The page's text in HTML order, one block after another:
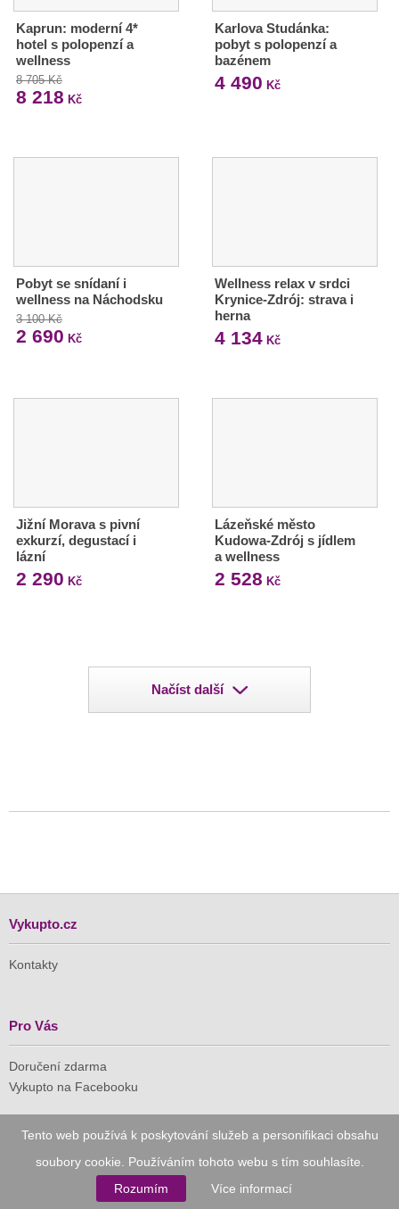
Tento web používá k poskytování služeb a personifikaci obsahu
soubory cookie. Používáním tohoto webu s tím souhlasíte.
Rozumím
Více informací
Kaprun: moderní 4*
hotel s polopenzí a
wellness
8 705 Kč
8 218 Kč
Karlova Studánka:
pobyt s polopenzí a
bazénem
4 490 Kč
Pobyt se snídaní i
wellness na Náchodsku
3 100 Kč
2 690 Kč
Wellness relax v srdci
Krynice-Zdrój: strava i
herna
4 134Kč
Jižní Morava s pivní
exkurzí, degustací i
lázní
2 290 Kč
Lázeňské město
Kudowa-Zdrój s jídlem
a wellness
2 528 Kč
Načíst další
Vykupto.cz
Kontakty
Pro Vás
Doručení zdarma
Vykupto na Facebooku
Důvěryhodný nákup
Naše společnost je členem Asociace pro elektronickou
komerci (APEK)